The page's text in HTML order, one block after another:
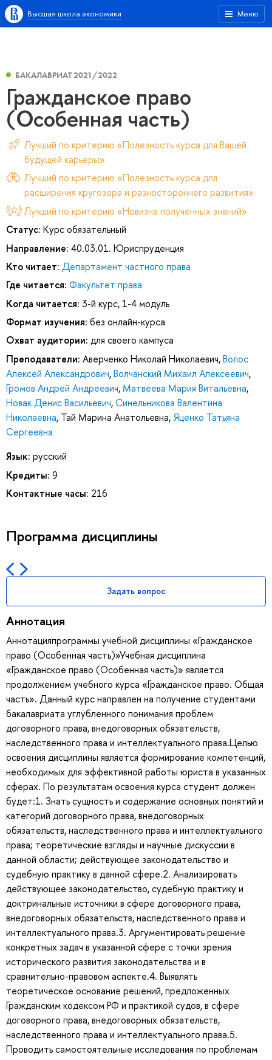
Меню
Высшая школа экономики
БАКАЛАВРИАТ 2021/2022
Гражданское право
(Особенная часть)
Лучший по критерию «Полезность курса для Вашей
будущей карьеры»
Лучший по критерию «Полезность курса для
расширения кругозора и разностороннего развития»
Лучший по критерию «Новизна полученных знаний»
Статус: Курс обязательный
Направление: 40.03.01. Юриспруденция
Кто читает: Департамент частного права
Где читается: Факультет права
Когда читается: 3-й курс, 1-4 модуль
Формат изучения: без онлайн-курса
Охват аудитории: для своего кампуса
Преподаватели: Аверченко Николай Николаевич,Волос
Алексей Александрович,Волчанский Михаил Алексеевич,
Громов Андрей Андреевич, Матвеева Мария Витальевна,
Новак Денис Васильевич,Синельникова Валентина
Николаевна, Тай Марина Анатольевна, Яценко Татьяна
Сергеевна
Язык: русский
Кредиты: 9
Контактные часы: 216
Программа дисциплины
Задать вопрос
Аннотация
Аннотацияпрограммы учебной дисциплины «Гражданское
право (Особенная часть)»Учебная дисциплина
«Гражданское право (Особенная часть)» является
продолжением учебного курса «Гражданское право. Общая
часть». Данный курс направлен на получение студентами
бакалавриата углублённого понимания проблем
договорного права, внедоговорных обязательств,
наследственного права и интеллектуального права.Целью
освоения дисциплины является формирование компетенций,
необходимых для эффективной работы юриста в указанных
сферах. По результатам освоения курса студент должен
будет:1. Знать сущность и содержание основных понятий и
категорий договорного права, внедоговорных
обязательств, наследственного права и интеллектуального
права; теоретические взгляды и научные дискуссии в
данной области; действующее законодательство и
судебную практику в данной сфере.2. Анализировать
действующее законодательство, судебную практику и
доктринальные источники в сфере договорного права,
внедоговорных обязательств, наследственного права и
интеллектуального права.3. Аргументировать решение
конкретных задач в указанной сфере с точки зрения
исторического развития законодательства и в
сравнительно-правовом аспекте.4. Выявлять
теоретическое основание решений, предложенных
Гражданским кодексом РФ и практикой судов, в сфере
договорного права, внедоговорных обязательств,
наследственного права и интеллектуального права.5.
Проводить самостоятельные исследования по проблемам